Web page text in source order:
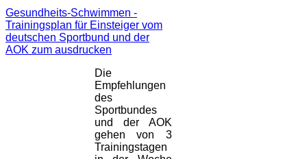
Gesundheits-Schwimmen -
Trainingsplan für Einsteiger vom
deutschen Sportbund und der
AOK zum ausdrucken
Die
Empfehlungen
des
Sportbundes
und der AOK
gehen von 3
Trainingstagen